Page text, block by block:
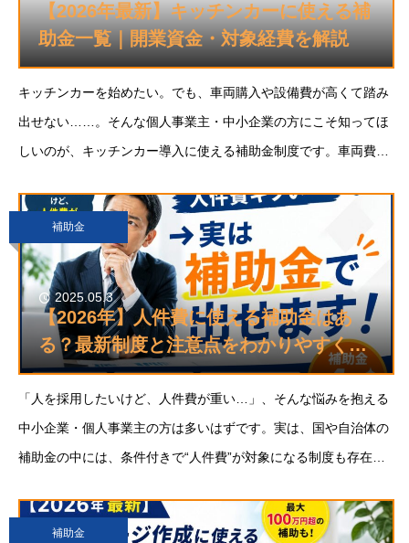
【2026年最新】キッチンカーに使える補
助金一覧｜開業資金・対象経費を解説
キッチンカーを始めたい。でも、車両購入や設備費が高くて踏み
出せない……。そんな個人事業主・中小企業の方にこそ知ってほ
しいのが、キッチンカー導入に使える補助金制度です。車両費や
費用の最大2/3〜3/4が補助対象になるケー
補助金
2025.05.3
【2026年】人件費に使える補助金はあ
る？最新制度と注意点をわかりやすく解
説
「人を採用したいけど、人件費が重い…」、そんな悩みを抱える
中小企業・個人事業主の方は多いはずです。実は、国や自治体の
補助金の中には、条件付きで“人件費”が対象になる制度も存在し
人件費が対象となる補助金の考え方と制度を
補助金